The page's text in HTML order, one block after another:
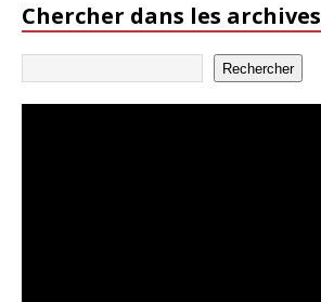
Chercher dans les archives
Rechercher